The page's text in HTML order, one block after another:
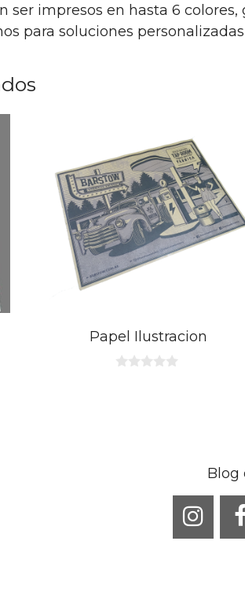
ser impresos en hasta 6
para soluciones
Papel Ilustracion
Blog